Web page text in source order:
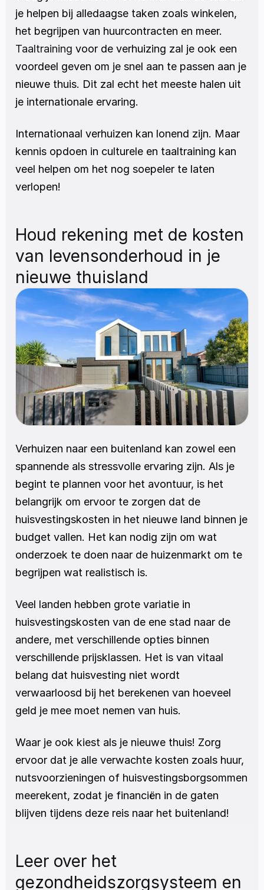
je helpen bij alledaagse taken zoals winkelen,
Taaltraining voor de verhuizing zal je ook een
voordeel geven om je snel aan te passen aan je
nieuwe thuis. Dit zal echt het meeste halen uit
je internationale ervaring.
Internationaal verhuizen kan lonend zijn. Maar
kennis opdoen in culturele en taaltraining kan
veel helpen om het nog soepeler te laten
verlopen!
Houd rekening met de kosten
van levensonderhoud in je
nieuwe thuisland
Verhuizen naar een buitenland kan zowel een
spannende als stressvolle ervaring zijn. Als je
begint te plannen voor het avontuur, is het
belangrijk om ervoor te zorgen dat de
huisvestingskosten in het nieuwe land binnen je
budget vallen. Het kan nodig zijn om wat
onderzoek te doen naar de huizenmarkt om te
begrijpen wat realistisch is.
Veel landen hebben grote variatie in
huisvestingskosten van de ene stad naar de
andere, met verschillende opties binnen
verschillende prijsklassen. Het is van vitaal
belang dat huisvesting niet wordt
verwaarloosd bij het berekenen van hoeveel
geld je mee moet nemen van huis.
Waar je ook kiest als je nieuwe thuis! Zorg
ervoor dat je alle verwachte kosten zoals huur,
nutsvoorzieningen of huisvestingsborgsommen
meerekent, zodat je financiën in de gaten
blijven tijdens deze reis naar het buitenland!
Leer over het
gezondheidszorgsysteem en